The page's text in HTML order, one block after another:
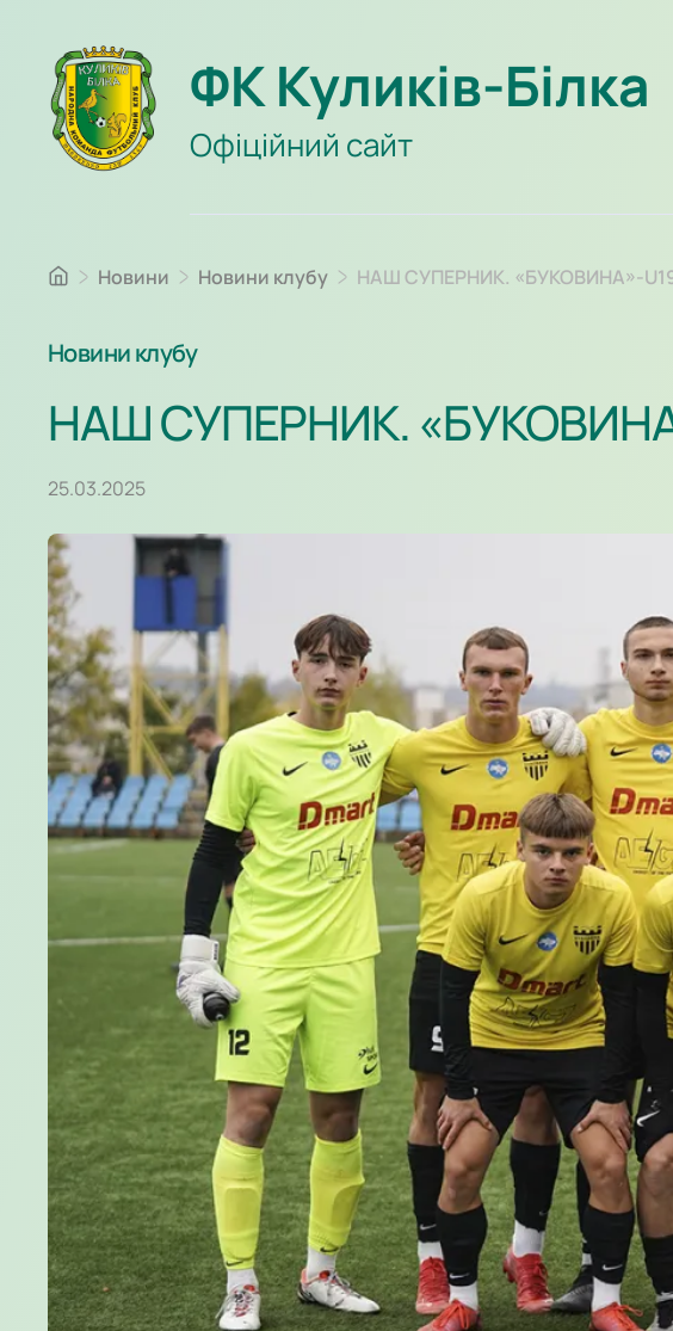
ФК Куликів-Білка
Офіційний сайт
Новини Новини клубу НАШ СУПЕРНИК. «БУКОВИНА»-U19
Новини клубу
НАШ СУПЕРНИК.
25.03.2025